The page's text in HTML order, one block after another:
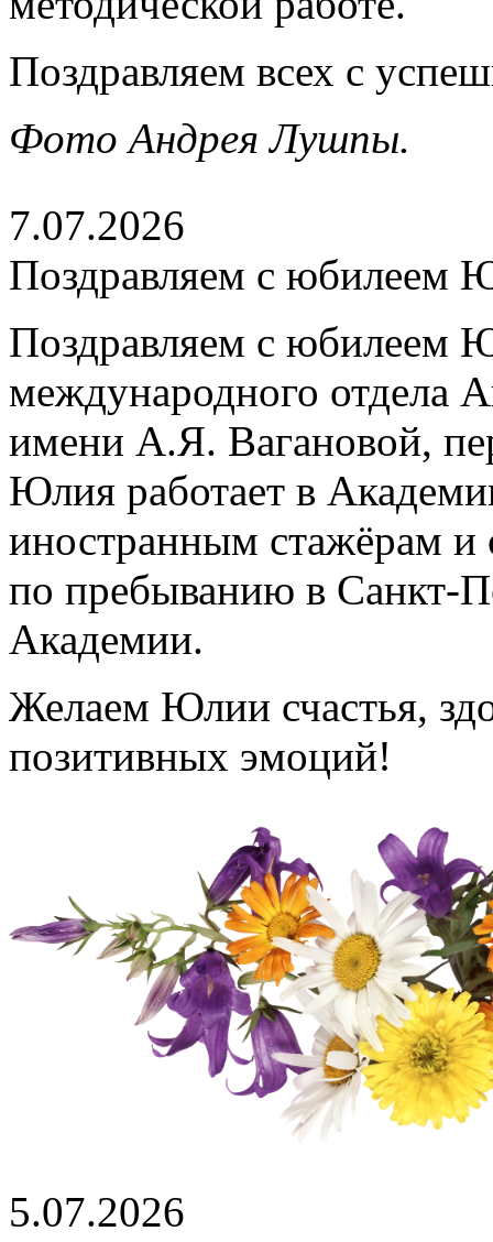
Поздравляем всех с
Фото Андрея Лушпы.
7.07.2026
Поздравляем с юбилеем
Поздравляем с юбилеем
международного отдела
имени А.Я. Вагановой,
Юлия работает в
иностранным стажёрам и
по пребыванию в Санкт-
Академии.
Желаем Юлии счастья,
позитивных эмоций!
5.07.2026